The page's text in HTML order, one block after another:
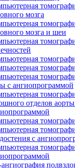
мозга
мозга и шеи
с ангиопрограммой
отделов
с